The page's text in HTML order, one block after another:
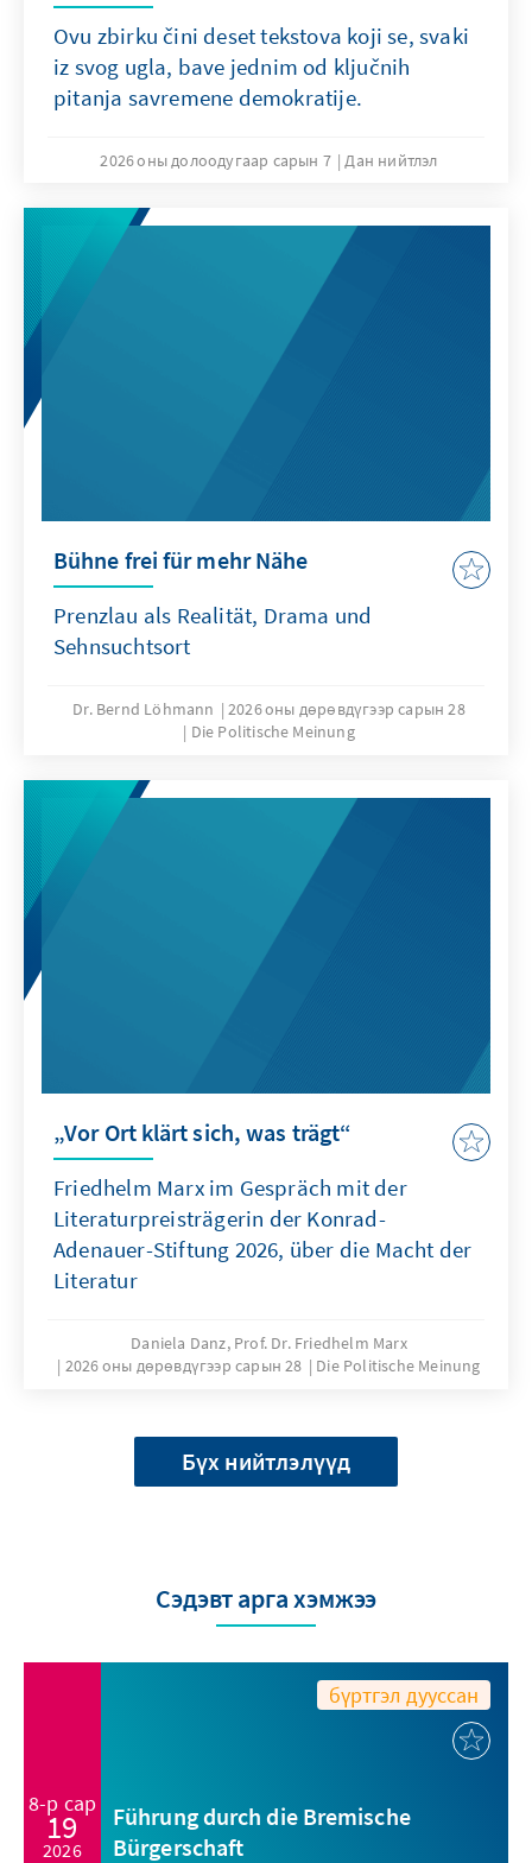
Ovu zbirku čini deset tekstova koji se, svaki
iz svog ugla, bave jednim od ključnih
pitanja savremene demokratije.
2026 оны долоодугаар сарын 7 Дан нийтлэл
Bühne frei für mehr Nähe
Prenzlau als Realität, Drama und
Sehnsuchtsort
Dr. Bernd Löhmann
2026 оны дөрөвдүгээр сарын 28
Die Politische Meinung
„Vor Ort klärt sich, was trägt“
Friedhelm Marx im Gespräch mit der
Literaturpreisträgerin der Konrad-
Adenauer-Stiftung 2026, über die Macht der
Literatur
Daniela Danz, Prof. Dr. Friedhelm Marx
2026 оны дөрөвдүгээр сарын 28
Die Politische Meinung
Бүх нийтлэлүүд
Сэдэвт арга хэмжээ
8-р сар
19
2026
бүртгэл дууссан
Führung durch die Bremische
Bürgerschaft